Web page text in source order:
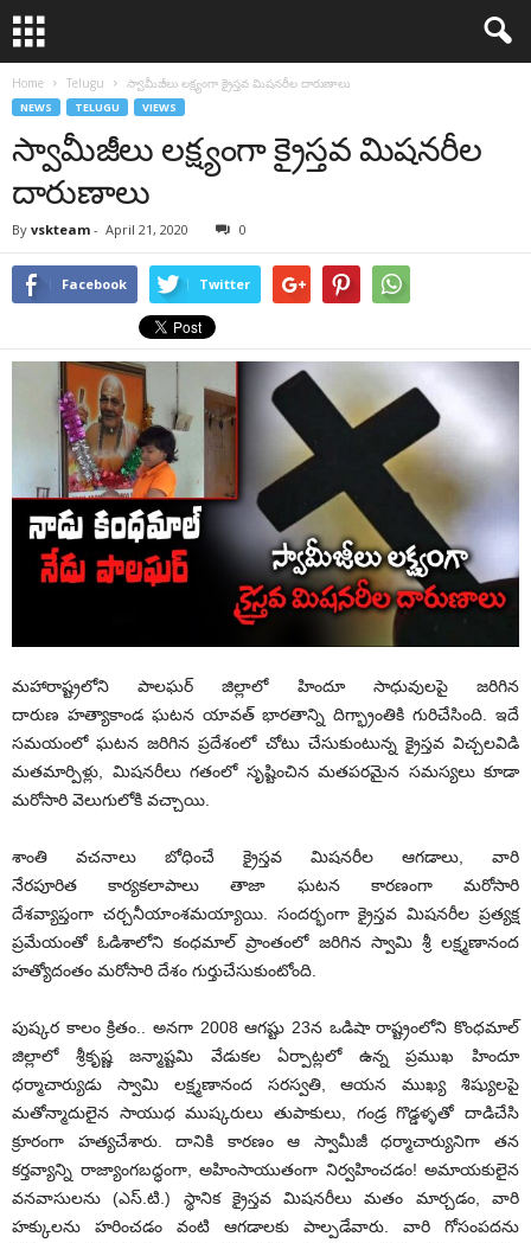
Home Telugu స్వామీజీలు లక్ష్యంగా క్రైస్తవ మిషనరీల దారుణాలు
NEWS TELUGU VIEWS
స్వామీజీలు లక్ష్యంగా క్రైస్తవ మిషనరీల
దారుణాలు
By vskteam - April 21, 2020 0
Facebook Twitter
మహారాష్ట్రలోని పాలఘర్ జిల్లాలోహిందూ సాధువులపై జరిగిన
దారుణ హత్యాకాండ ఘటన యావత్ భారతాన్ని దిగ్భ్రాంతికి గురిచేసింది. ఇదే
సమయంలో ఘటన జరిగిన ప్రదేశంలో చోటు చేసుకుంటున్న క్రైస్తవ విచ్చలవిడి
మతమార్పిళ్లు, మిషనరీలు గతంలో సృష్టించిన మతపరమైన సమస్యలు కూడా
మరోసారి వెలుగులోకి వచ్చాయి.
శాంతి వచనాలు బోధించే క్రైస్తవ మిషనరీల ఆగడాలు, వారి
నేరపూరిత కార్యకలాపాలు తాజా ఘటన కారణంగా మరోసారి
దేశవ్యాప్తంగా చర్చనీయాంశమయ్యాయి. సందర్భంగా క్రైస్తవ మిషనరీల ప్రత్యక్ష
ప్రమేయంతో ఓడిశాలోని కంధమాల్ ప్రాంతంలో జరిగిన స్వామి శ్రీ లక్ష్మణానంద
హత్యోదంతం మరోసారి దేశం గుర్తుచేసుకుంటోంది.
పుష్కర కాలం క్రితం.. అనగా 2008 ఆగష్టు 23న ఒడిషా రాష్ట్రంలోని కొంధమాల్‌
జిల్లాలో శ్రీకృష్ణ జన్మాష్టమి వేడుకల ఏర్పాట్లలో ఉన్న ప్రముఖ హిందూ
ధర్మాచార్యుడు స్వామి లక్ష్మణానంద సరస్వతి, ఆయన ముఖ్య శిష్యులపై
మతోన్మాదులైన సాయుధ ముష్కరులు తుపాకులు, గండ్ర గొడ్డళ్ళతో దాడిచేసి
క్రూరంగా హత్యచేశారు. దానికి కారణం ఆ స్వామీజీ ధర్మాచార్యునిగా తన
కర్తవ్యాన్ని రాజ్యాంగబద్ధంగా, అహింసాయుతంగా నిర్వహించడం! అమాయకులైన
వనవాసులను (ఎస్‌.టి.) స్థానిక క్రైస్తవ మిషనరీలు మతం మార్చడం, వారి
హక్కులను హరించడం వంటి ఆగడాలకు పాల్పడేవారు. వారి గోసంపదను